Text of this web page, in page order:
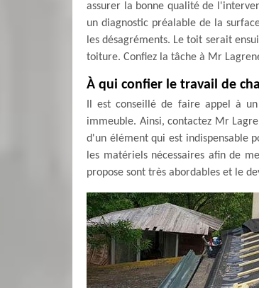
assurer la bonne qualité de
un diagnostic préalable de la
les désagréments. Le toit serait
toiture. Confiez la tâche à Mr
À qui confier le travail de
Il est conseillé de faire appel à
immeuble. Ainsi, contactez Mr
d'un élément qui est indispensable
les matériels nécessaires afin de
propose sont très abordables et le